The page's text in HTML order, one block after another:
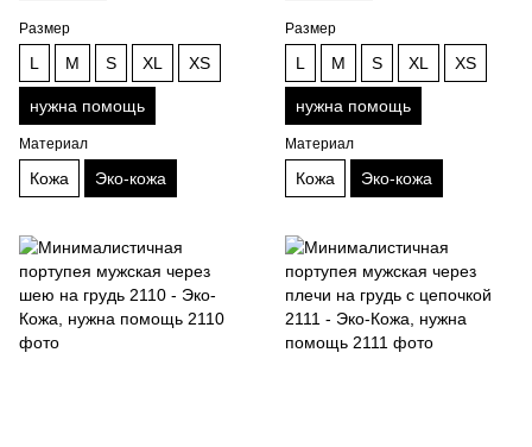
Размер
L M S XL XS
нужна помощь
Материал
Кожа Эко-кожа
Размер
L M S XL XS
нужна помощь
Материал
Кожа Эко-кожа